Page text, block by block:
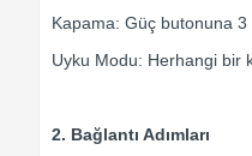
Kapama: Güç butonuna 3
Uyku Modu: Herhangi bir
2. Bağlantı Adımları